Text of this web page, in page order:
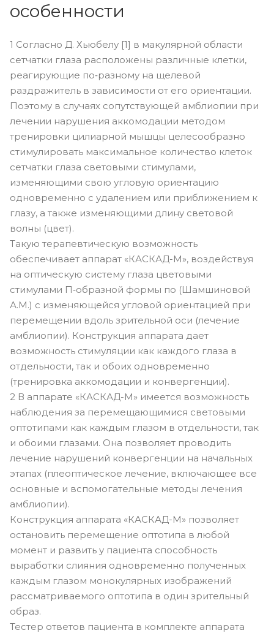
особенности
1 Согласно Д. Хьюбелу [1] в макулярной области
сетчатки глаза расположены различные клетки,
реагирующие по‑разному на щелевой
раздражитель в зависимости от его ориентации.
Поэтому в случаях сопутствующей амблиопии при
лечении нарушения аккомодации методом
тренировки цилиарной мышцы целесообразно
стимулировать максимальное количество клеток
сетчатки глаза световыми стимулами,
изменяющими свою угловую ориентацию
одновременно с удалением или приближением к
глазу, а также изменяющими длину световой
волны (цвет).
Такую терапевтическую возможность
обеспечивает аппарат «КАСКАД-М», воздействуя
на оптическую систему глаза цветовыми
стимулами П‑образной формы по (Шамшиновой
А.М.) с изменяющейся угловой ориентацией при
перемещении вдоль зрительной оси (лечение
амблиопии). Конструкция аппарата дает
возможность стимуляции как каждого глаза в
отдельности, так и обоих одновременно
(тренировка аккомодации и конвергенции).
2 В аппарате «КАСКАД-М» имеется возможность
наблюдения за перемещающимися световыми
оптотипами как каждым глазом в отдельности, так
и обоими глазами. Она позволяет проводить
лечение нарушений конвергенции на начальных
этапах (плеоптическое лечение, включающее все
основные и вспомогательные методы лечения
амблиопии).
Конструкция аппарата «КАСКАД-М» позволяет
остановить перемещение оптотипа в любой
момент и развить у пациента способность
выработки слияния одновременно полученных
каждым глазом монокулярных изображений
рассматриваемого оптотипа в один зрительный
образ.
Тестер ответов пациента в комплекте аппарата